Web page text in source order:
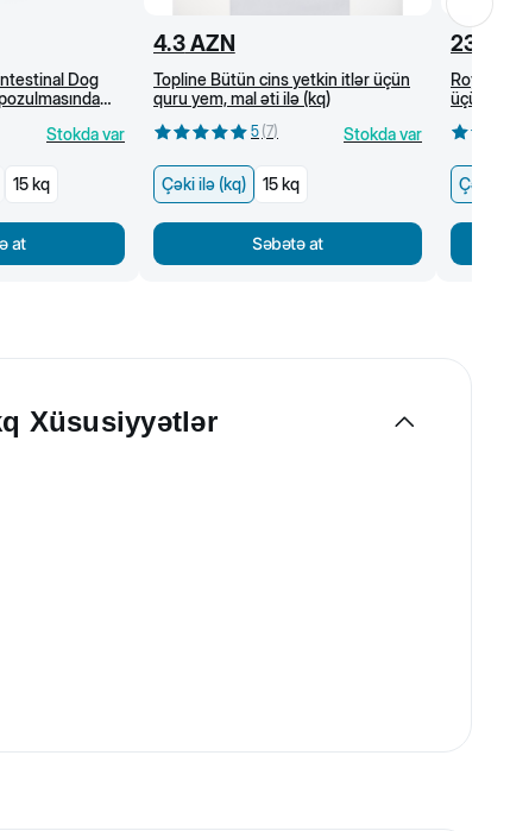
Dog
Stokda var
15 kq
at
4.3 AZN
Topline Bütün cins yetkin itlər üçün
quru yem, mal əti ilə (kq)
5 (7) Stokda var
Çəki ilə (kq) 15 kq
Səbətə at
23
Royal
üçün
Çəki
Xüsusiyyətlər